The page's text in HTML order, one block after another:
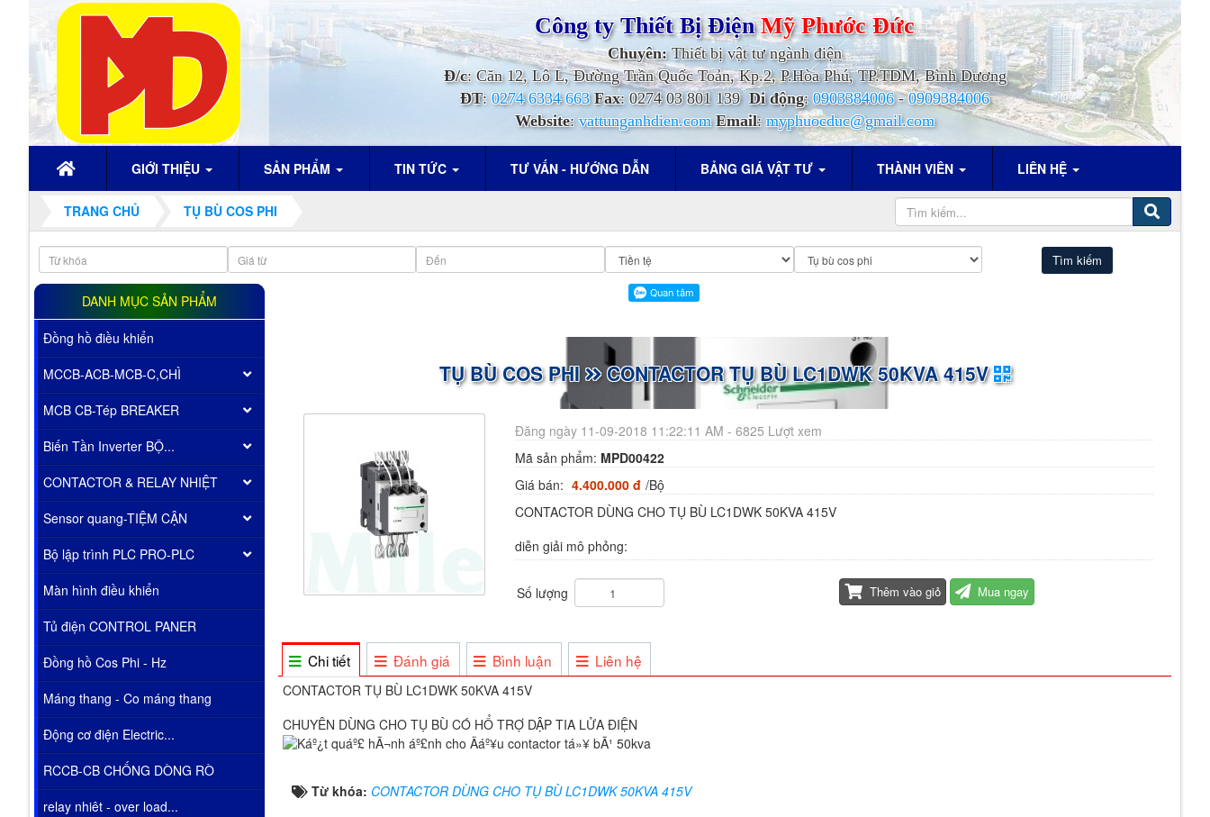
Công ty Thiết Bị ĐiệnMỹ PhướcĐức
Chuyên:Thiết bị vật tư ngành điện
Đ/c: Căn 12, Lô L, Đường Trần Quốc Toản, Kp.2, P.Hòa Phú, TP.TDM, Bình Dương
ĐT:0274 6334 663 Fax: 0274 03 801 139 Di động:0903384006-0909384006
Website:vattunganhdien.com Email:myphuocduc@gmail.com
GIỚI THIỆU SẢN PHẨM TIN TỨC TƯ VẤN - HƯỚNG DẪN BẢNG GIÁ VẬT TƯ THÀNH VIÊN LIÊN HỆ
TRANG CHỦ TỤ BÙ COS PHI
TỤ BÙ COS PHI CONTACTOR TỤ BÙ LC1DWK 50KVA 415V
Đăng ngày 11-09-2018 11:22:11 AM - 6825 Lượt xem
Mã sản phẩm: MPD00422
Giá bán: 4.400.000 đ /Bộ
CONTACTOR DÙNG CHO TỤ BÙ LC1DWK 50KVA 415V
diễn giải mô phỏng:
Số lượng Thêm vào giỏ Mua ngay
Chi tiết Đánh giá Bình luận Liên hệ
CONTACTOR TỤ BÙ LC1DWK 50KVA 415V
CHUYÊN DÙNG CHO TỤ BÙ CÓ HỔ TRỢ DẬP TIA LỬA ĐIỆN
Từ khóa: CONTACTOR DÙNG CHO TỤ BÙ LC1DWK 50KVA 415V
DANH MỤC SẢN PHẨM
Đồng hồ điều khiển
MCCB-ACB-MCB-C,CHÌ
MCB CB-Tép BREAKER
Biến Tần Inverter BỘ...
CONTACTOR & RELAY NHIỆT
Sensor quang-TIỆM CẬN
Bộ lập trình PLC PRO-PLC
Màn hình điều khiển
Tủ điện CONTROL PANER
Đồng hồ Cos Phi - Hz
Máng thang - Co máng thang
Động cơ điện Electric...
RCCB-CB CHỐNG DÒNG RÒ
relay nhiêt - over load...